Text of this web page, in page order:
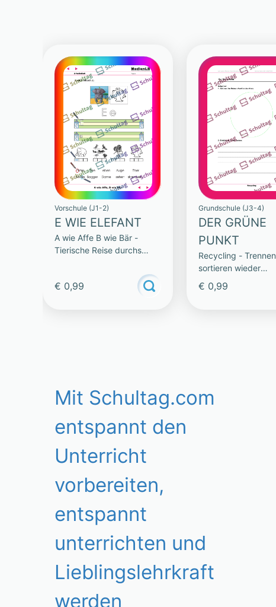
Vorschule (J1-2)
E WIE ELEFANT
A wie Affe B wie Bär -
Tierische Reise durchs
€ 0,99
Grundschule (J3-4)
DER GRÜNE
PUNKT
Recycling - Trennen
sortieren wieder
verwenden
€ 0,99
Mit Schultag.com
entspannt den
Unterricht
vorbereiten,
entspannt
unterrichten und
Lieblingslehrkraft
werden